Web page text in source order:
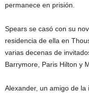
permanece en prisión.
Spears se casó con su
residencia de ella en
varias decenas de
Barrymore, Paris Hilton y
Alexander, un amigo de